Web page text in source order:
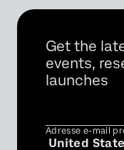
Get the
events,
launches
Adresse e-mail